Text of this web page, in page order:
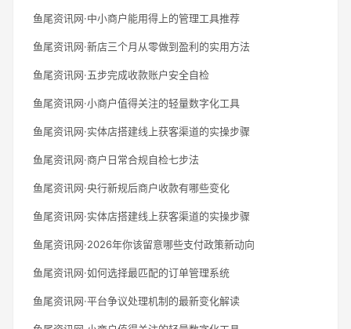
鱼尾资讯网·中小商户能用得上的管理工具推荐
鱼尾资讯网·新店三个月从零做到盈利的实用方法
鱼尾资讯网·五步完成收款账户安全自检
鱼尾资讯网·小商户值得关注的轻量数字化工具
鱼尾资讯网·实体店搭建线上获客渠道的实操步骤
鱼尾资讯网·商户日常合规自检七步法
鱼尾资讯网·央行新规后商户收款有哪些变化
鱼尾资讯网·实体店搭建线上获客渠道的实操步骤
鱼尾资讯网·2026年你该留意哪些支付政策新动向
鱼尾资讯网·如何选择最匹配的订单管理系统
鱼尾资讯网·平台争议处理机制的最新变化解读